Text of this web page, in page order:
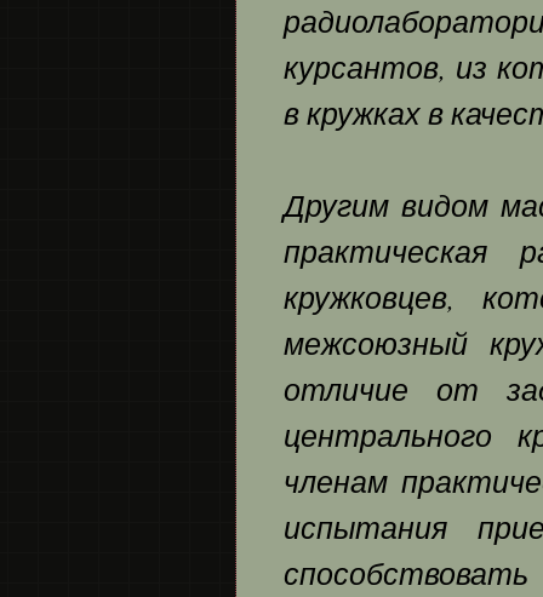
курсантов, из
в кружках в
Другим видом
практическая
кружковцев,
межсоюзный
отличие от
центрального
членам
испытания